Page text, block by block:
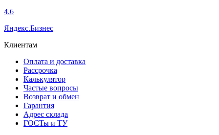
4.6
Яндекс.Бизнес
Клиентам
Оплата и доставка
Рассрочка
Калькулятор
Частые вопросы
Возврат и обмен
Гарантия
Адрес склада
ГОСТы и ТУ